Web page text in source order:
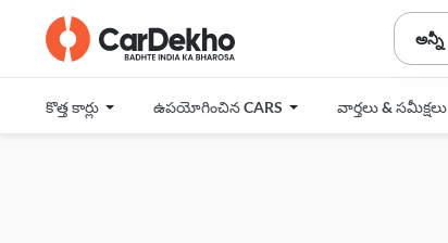
అన్నీ
కొత్త కార్లు ఉపయోగించిన CARS వార్తలు & సమీక్షలు